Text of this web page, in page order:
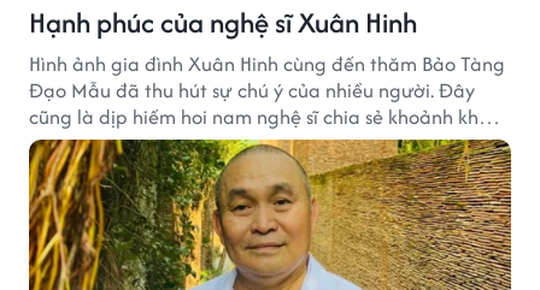
Hạnh phúc của nghệ sĩ Xuân Hinh
Hình ảnh gia đình Xuân Hinh cùng đến thăm Bảo Tàng
Đạo Mẫu đã thu hút sự chú ý của nhiều người. Đây
cũng là dịp hiếm hoi nam nghệ sĩ chia sẻ khoảnh khắc
sum họp bên người thân tại công trình văn hóa tâm
huyết của mình.